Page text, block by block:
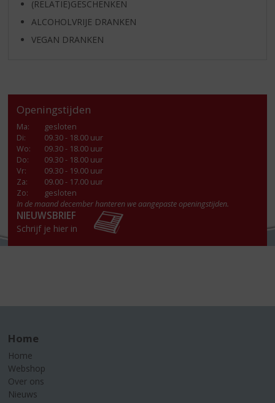
(RELATIE)GESCHENKEN
ALCOHOLVRIJE DRANKEN
VEGAN DRANKEN
Openingstijden
Ma:
gesloten
Di:
09.30 - 18.00 uur
Wo:
09.30 - 18.00 uur
Do:
09.30 - 18.00 uur
Vr:
09.30 - 19.00 uur
Za:
09.00 - 17.00 uur
Zo:
gesloten
In de maand december hanteren we aangepaste openingstijden.
NIEUWSBRIEF
Schrijf je hier in
Home
Home
Webshop
Over ons
Nieuws